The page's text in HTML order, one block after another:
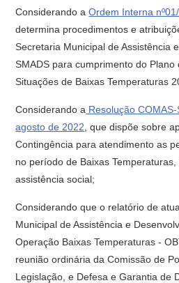
Considerando aOrdem Interna
determina procedimentos e
Secretaria Municipal de Assistência
SMADS para cumprimento do Plano
Situações de Baixas Temperaturas
Considerando a Resolução
agosto de 2022 , que dispõe sobre
Contingência para atendimento as
no período de Baixas
assistência social;
Considerando que o relatório de
Municipal de Assistência e
Operação Baixas Temperaturas -
reunião ordinária da Comissão de
Legislação, e Defesa e Garantia de